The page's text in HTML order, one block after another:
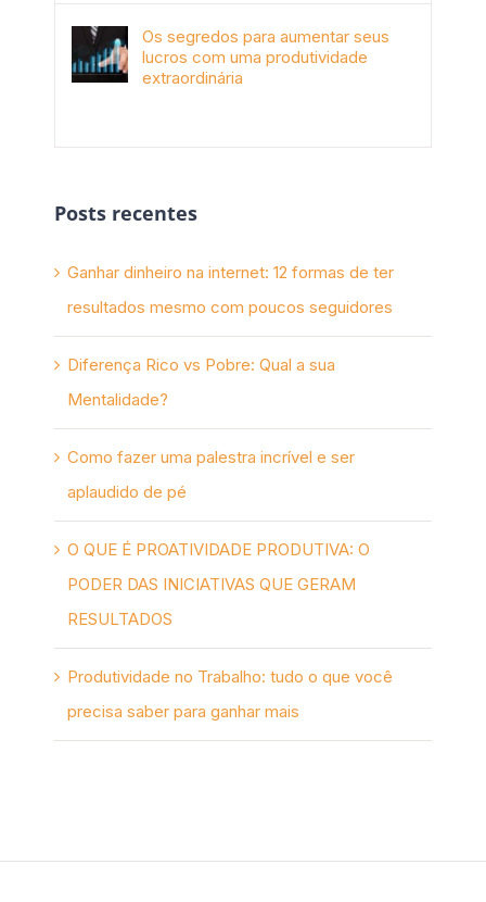
Os segredos para aumentar seus
lucros com uma produtividade
extraordinária
Posts recentes
Ganhar dinheiro na internet: 12 formas de ter
resultados mesmo com poucos seguidores
Diferença Rico vs Pobre: Qual a sua
Mentalidade?
Como fazer uma palestra incrível e ser
aplaudido de pé
O QUE É PROATIVIDADE PRODUTIVA: O
PODER DAS INICIATIVAS QUE GERAM
RESULTADOS
Produtividade no Trabalho: tudo o que você
precisa saber para ganhar mais